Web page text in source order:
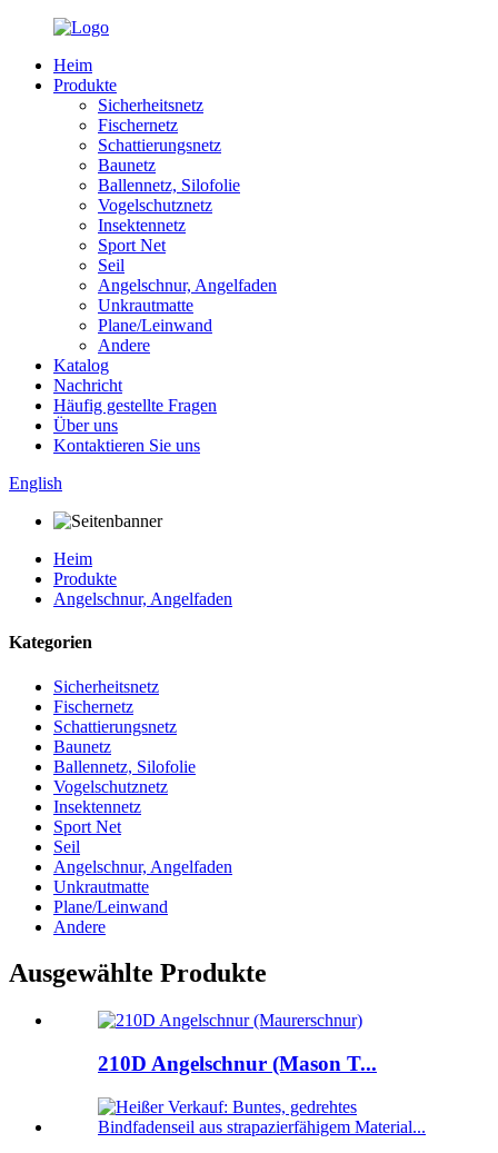
Heim
Produkte
Sicherheitsnetz
Fischernetz
Schattierungsnetz
Baunetz
Ballennetz, Silofolie
Vogelschutznetz
Insektennetz
Sport Net
Seil
Angelschnur, Angelfaden
Unkrautmatte
Plane/Leinwand
Andere
Katalog
Nachricht
Häufig gestellte Fragen
Über uns
Kontaktieren Sie uns
English
Heim
Produkte
Angelschnur, Angelfaden
Kategorien
Sicherheitsnetz
Fischernetz
Schattierungsnetz
Baunetz
Ballennetz, Silofolie
Vogelschutznetz
Insektennetz
Sport Net
Seil
Angelschnur, Angelfaden
Unkrautmatte
Plane/Leinwand
Andere
Ausgewählte Produkte
210D Angelschnur (Mason T...